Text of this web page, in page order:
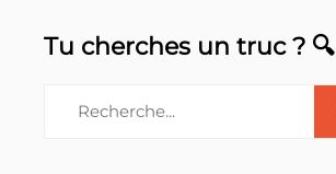
Tu cherches un truc ? 🔍